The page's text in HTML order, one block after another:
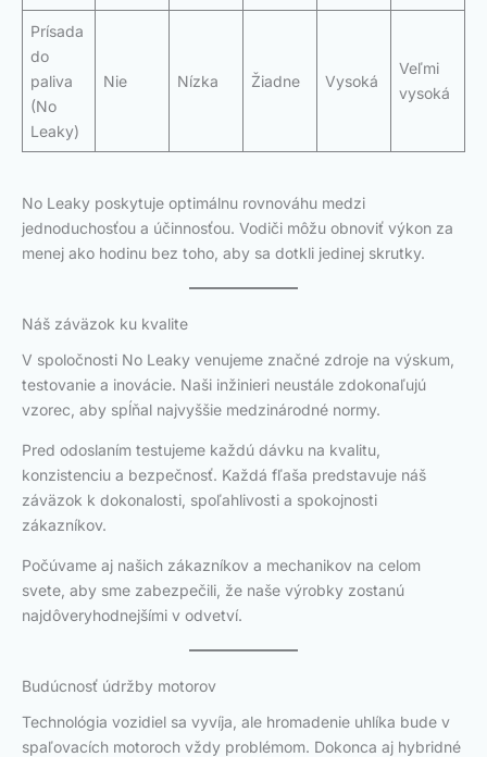
Prísada
do
paliva
(No
Leaky)
Nie Nízka Žiadne Vysoká
Veľmi
vysoká
No Leaky poskytuje optimálnu rovnováhu medzi
jednoduchosťou a účinnosťou. Vodiči môžu obnoviť výkon za
menej ako hodinu bez toho, aby sa dotkli jedinej skrutky.
Náš záväzok ku kvalite
V spoločnosti No Leaky venujeme značné zdroje na výskum,
testovanie a inovácie. Naši inžinieri neustále zdokonaľujú
vzorec, aby spĺňal najvyššie medzinárodné normy.
Pred odoslaním testujeme každú dávku na kvalitu,
konzistenciu a bezpečnosť. Každá fľaša predstavuje náš
záväzok k dokonalosti, spoľahlivosti a spokojnosti
zákazníkov.
Počúvame aj našich zákazníkov a mechanikov na celom
svete, aby sme zabezpečili, že naše výrobky zostanú
najdôveryhodnejšími v odvetví.
Budúcnosť údržby motorov
Technológia vozidiel sa vyvíja, ale hromadenie uhlíka bude v
spaľovacích motoroch vždy problémom. Dokonca aj hybridné